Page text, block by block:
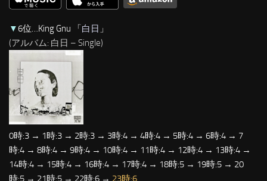
▼6位…King Gnu 「白日 」
(アルバム: 白日 – Single)
0時:3 → 1時:3 → 2時:3 → 3時:4 → 4時:4 → 5時:4 → 6時:4 → 7
時:4 → 8時:4 → 9時:4 → 10時:4 → 11時:4 → 12時:4 → 13時:4 →
14時:4 → 15時:4 → 16時:4 → 17時:4 → 18時:5 → 19時:5 → 20
時:5 → 21時:5 → 22時:6 → 23時:6